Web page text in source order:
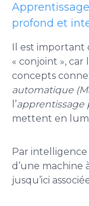
profond et
Il est important
« conjoint », car
concepts
automatique
l’apprentissage
mettent en
Par
d’une machine
jusqu’ici